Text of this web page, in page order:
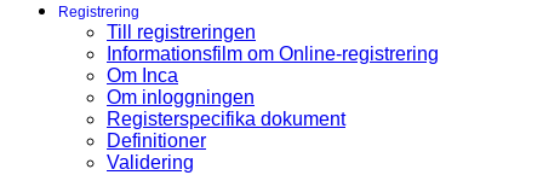
Registrering
Till registreringen
Informationsfilm om Online-registrering
Om Inca
Om inloggningen
Registerspecifika dokument
Definitioner
Validering